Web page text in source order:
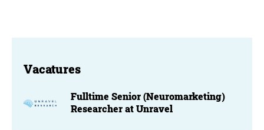
Vacatures
Fulltime Senior (Neuromarketing)
Researcher at Unravel